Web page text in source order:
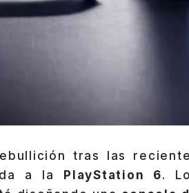
tras las
a la
PlayStation 6.